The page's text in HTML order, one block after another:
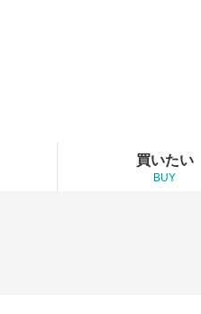
買いたい
BUY